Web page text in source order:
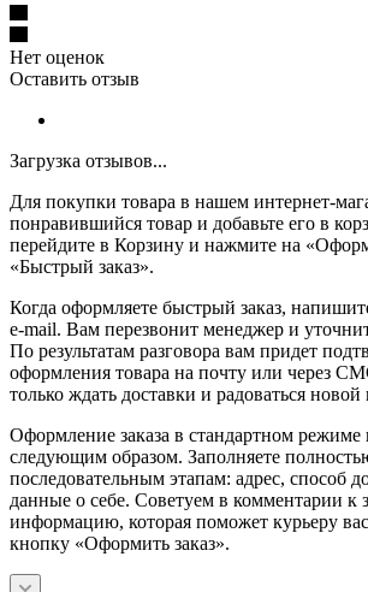
Нет оценок
Оставить отзыв
Загрузка отзывов...
Для покупки товара в нашем интернет-
понравившийся товар и добавьте его в
перейдите в Корзину и нажмите на
«Быстрый заказ».
Когда оформляете быстрый заказ,
e-mail. Вам перезвонит менеджер и
По результатам разговора вам придет
оформления товара на почту или через
только ждать доставки и радоваться новой
Оформление заказа в стандартном режиме
следующим образом. Заполняете
последовательным этапам: адрес, способ
данные о себе. Советуем в комментарии к
информацию, которая поможет курьеру
кнопку «Оформить заказ».